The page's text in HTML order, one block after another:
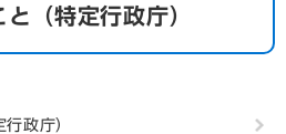
（特定行政庁）
政庁）